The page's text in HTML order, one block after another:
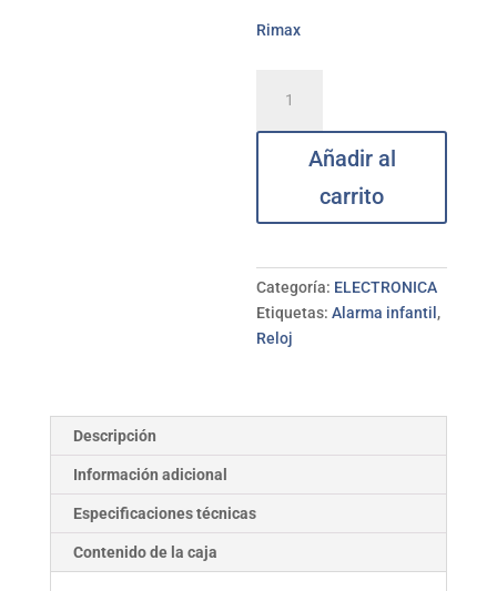
Rimax
pulsera
niño
Añadir al
carrito
Categoría: ELECTRONICA
Etiquetas:Alarma infantil ,
Reloj
Descripción
Información adicional
Especificaciones técnicas
Contenido de la caja